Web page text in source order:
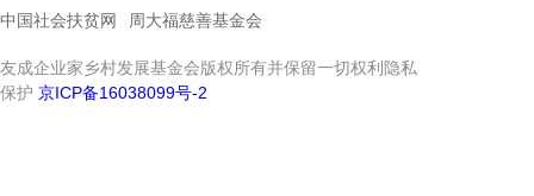
中国社会扶贫网 周大福慈善基金会
友成企业家乡村发展基金会版权所有并保留一切权利隐私
保护 京ICP备16038099号-2